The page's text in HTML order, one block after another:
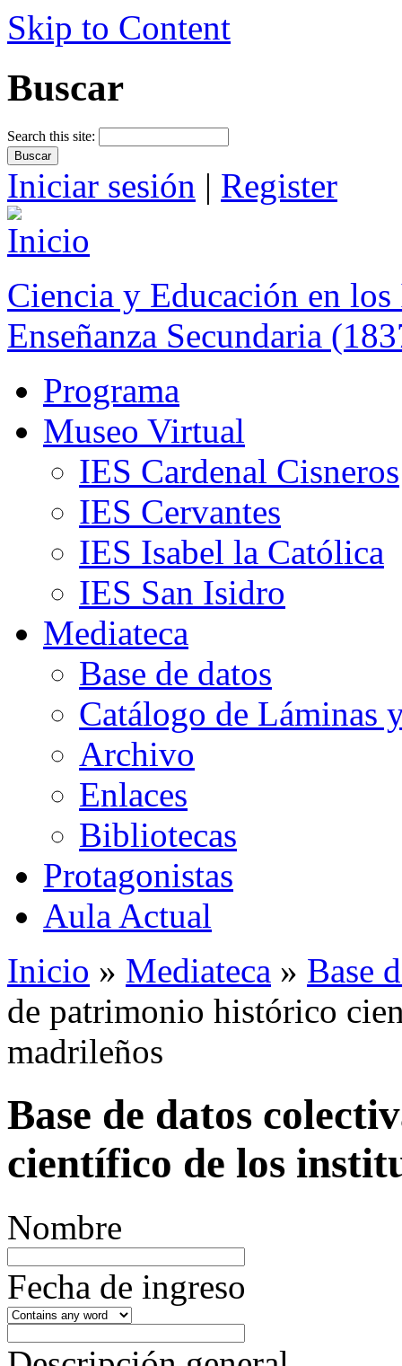
Skip to Content
Buscar
Search this site:
Iniciar sesión | Register
Ciencia y Educación en
Enseñanza Secundaria
Programa
Museo Virtual
IES Cardenal Cisneros
IES Cervantes
IES Isabel la Católica
IES San Isidro
Mediateca
Base de datos
Catálogo de Láminas
Archivo
Enlaces
Bibliotecas
Protagonistas
Aula Actual
Inicio » Mediateca » Base
de patrimonio histórico
madrileños
Base de datos
científico de los
Nombre
Fecha de ingreso